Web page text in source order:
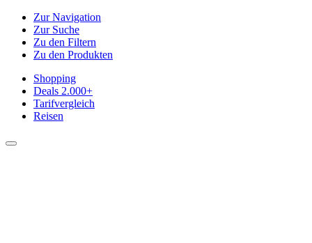
Zur Navigation
Zur Suche
Zu den Filtern
Zu den Produkten
Shopping
Deals 2.000+
Tarifvergleich
Reisen